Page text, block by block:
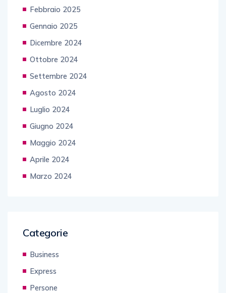
Febbraio 2025
Gennaio 2025
Dicembre 2024
Ottobre 2024
Settembre 2024
Agosto 2024
Luglio 2024
Giugno 2024
Maggio 2024
Aprile 2024
Marzo 2024
Categorie
Business
Express
Persone